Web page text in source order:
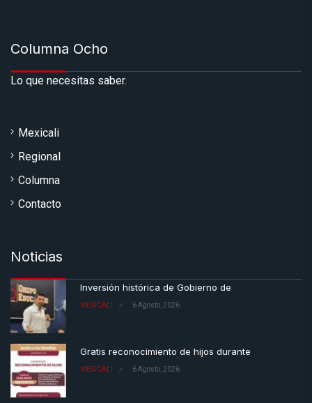
Columna Ocho
Lo que necesitas saber.
Mexicali
Regional
Columna
Contacto
Noticias
Inversión histórica de Gobierno de
MEXICALI 6 Agosto, 2026
Gratis reconocimiento de hijos durante
MEXICALI 6 Agosto, 2026